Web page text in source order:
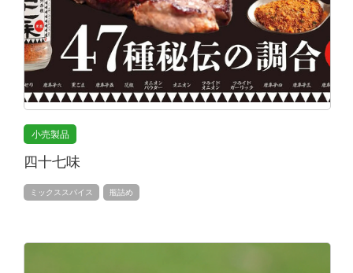
小売製品
四十七味
ミックススパイス 瓶詰め